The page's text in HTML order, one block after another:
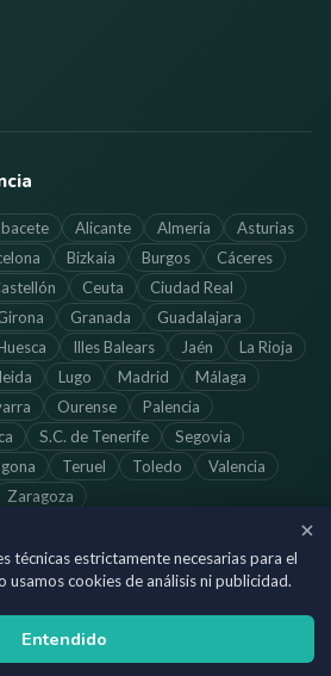
Alicante Almería
Asturias
Bizkaia Burgos
Cáceres
Ceuta
Ciudad Real
Granada
Guadalajara
Illes Balears Jaén
La Rioja
Lugo Madrid
Málaga
Ourense
Palencia
S.C. de Tenerife
Segovia
Teruel Toledo
Valencia
Zaragoza
los derechos reservados
los horarios directamente con cada
técnicas estrictamente necesarias para el
usamos cookies de análisis ni publicidad.
Entendido